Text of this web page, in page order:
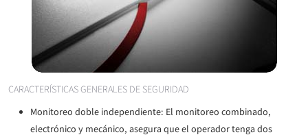
CARACTERÍSTICAS GENERALES DE SEGURIDAD
Monitoreo doble independiente: El monitoreo combinado,
electrónico y mecánico, asegura que el operador tenga dos